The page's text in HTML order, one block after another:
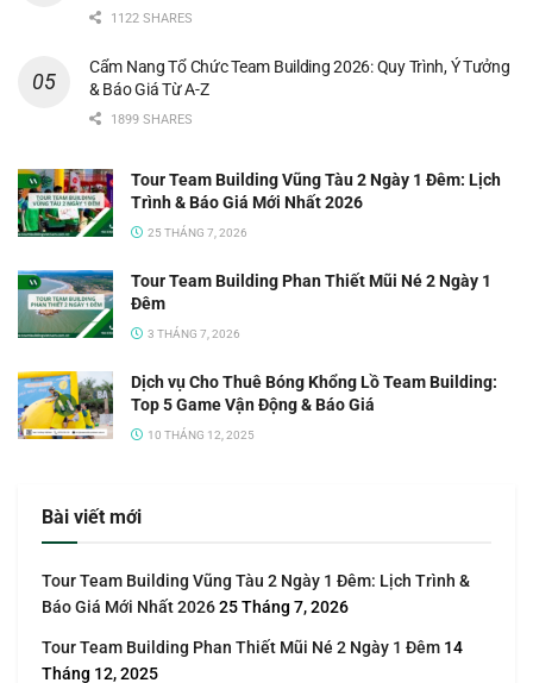
1122 SHARES
Cẩm Nang Tổ Chức Team Building 2026: Quy Trình, Ý Tưởng
& Báo Giá Từ A-Z
1899 SHARES
Tour Team Building Vũng Tàu 2 Ngày 1 Đêm: Lịch
Trình & Báo Giá Mới Nhất 2026
25 THÁNG 7, 2026
Tour Team Building Phan Thiết Mũi Né 2 Ngày 1
Đêm
3 THÁNG 7, 2026
Dịch vụ Cho Thuê Bóng Khổng Lồ Team Building:
Top 5 Game Vận Động & Báo Giá
10 THÁNG 12, 2025
Bài viết mới
Tour Team Building Vũng Tàu 2 Ngày 1 Đêm: Lịch Trình &
Báo Giá Mới Nhất 202625 Tháng 7, 2026
Tour Team Building Phan Thiết Mũi Né 2 Ngày 1 Đêm 14
Tháng 12, 2025